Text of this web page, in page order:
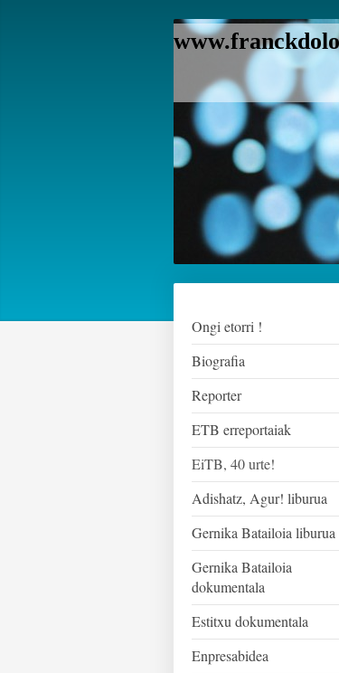
Ongi etorri !
Biografia
Reporter
ETB erreportaiak
EiTB, 40 urte!
Adishatz, Agur! liburua
Gernika Batailoia liburua
Gernika Batailoia
dokumentala
Estitxu dokumentala
Enpresabidea